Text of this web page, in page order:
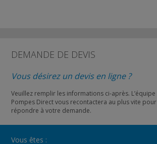
DEMANDE DE DEVIS
Vous désirez un devis en ligne ?
Veuillez remplir les informations ci-après. L’équipe
Pompes Direct vous recontactera au plus vite pour
répondre à votre demande.
Vous êtes :